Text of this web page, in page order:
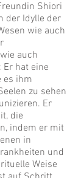
Shiori
der Idylle der
wie auch
auch
hat eine
es ihm
zu sehen
Er
die
indem er mit
in
und
Weise